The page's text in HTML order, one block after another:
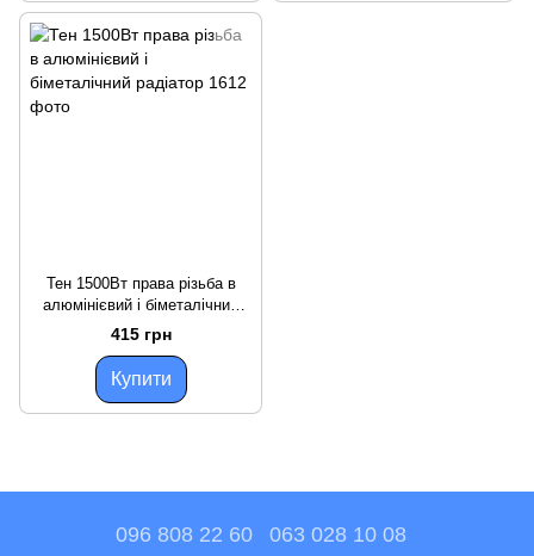
Тен 1500Вт права різьба в
алюмінієвий і біметалічний
радіатор
415 грн
Купити
096 808 22 60 063 028 10 08